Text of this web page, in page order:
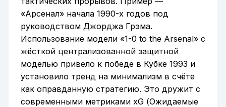
«Арсенал» начала 1990-х годов под
руководством Джорджа Грэма.
Использование модели «1-0 to the Arsenal» с
жёсткой централизованной защитной
моделью привело к победе в Кубке 1993 и
установило тренд на минимализм в счёте
как оправданную стратегию. Это дружит с
современными метриками xG (Ожидаемые